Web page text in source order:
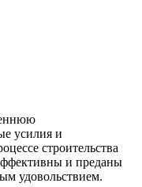
усилия и
строительства
и преданы
удовольствием.